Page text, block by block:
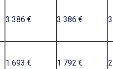
3 386 € 3 386 €
1 693 € 1 792 €